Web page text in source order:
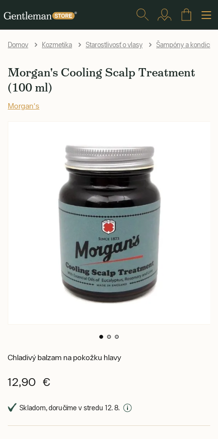
Domov Kozmetika Starostlivosť o vlasy Šampóny a
Morgan's Cooling Scalp Treatment
(100 ml)
Morgan's
Chladivý balzam na pokožku hlavy
12,90 €
Skladom, doručíme v stredu 12. 8.